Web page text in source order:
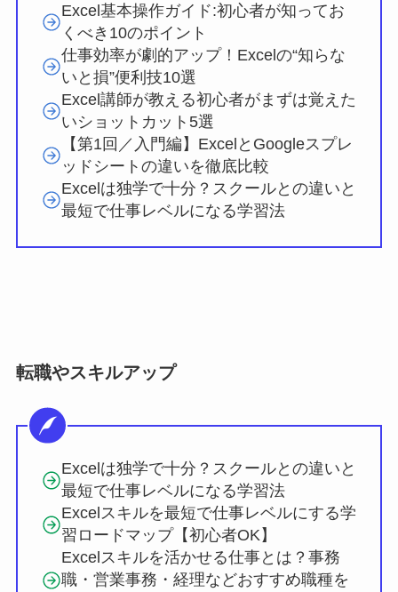
Excel基本操作ガイド:初心者が知ってお
くべき10のポイント
仕事効率が劇的アップ！Excelの“知らな
いと損”便利技10選
Excel講師が教える初心者がまずは覚えた
いショットカット5選
【第1回／入門編】ExcelとGoogleスプレ
ッドシートの違いを徹底比較
Excelは独学で十分？スクールとの違いと
最短で仕事レベルになる学習法
転職やスキルアップ
Excelは独学で十分？スクールとの違いと
最短で仕事レベルになる学習法
Excelスキルを最短で仕事レベルにする学
習ロードマップ【初心者OK】
Excelスキルを活かせる仕事とは？事務
職・営業事務・経理などおすすめ職種を